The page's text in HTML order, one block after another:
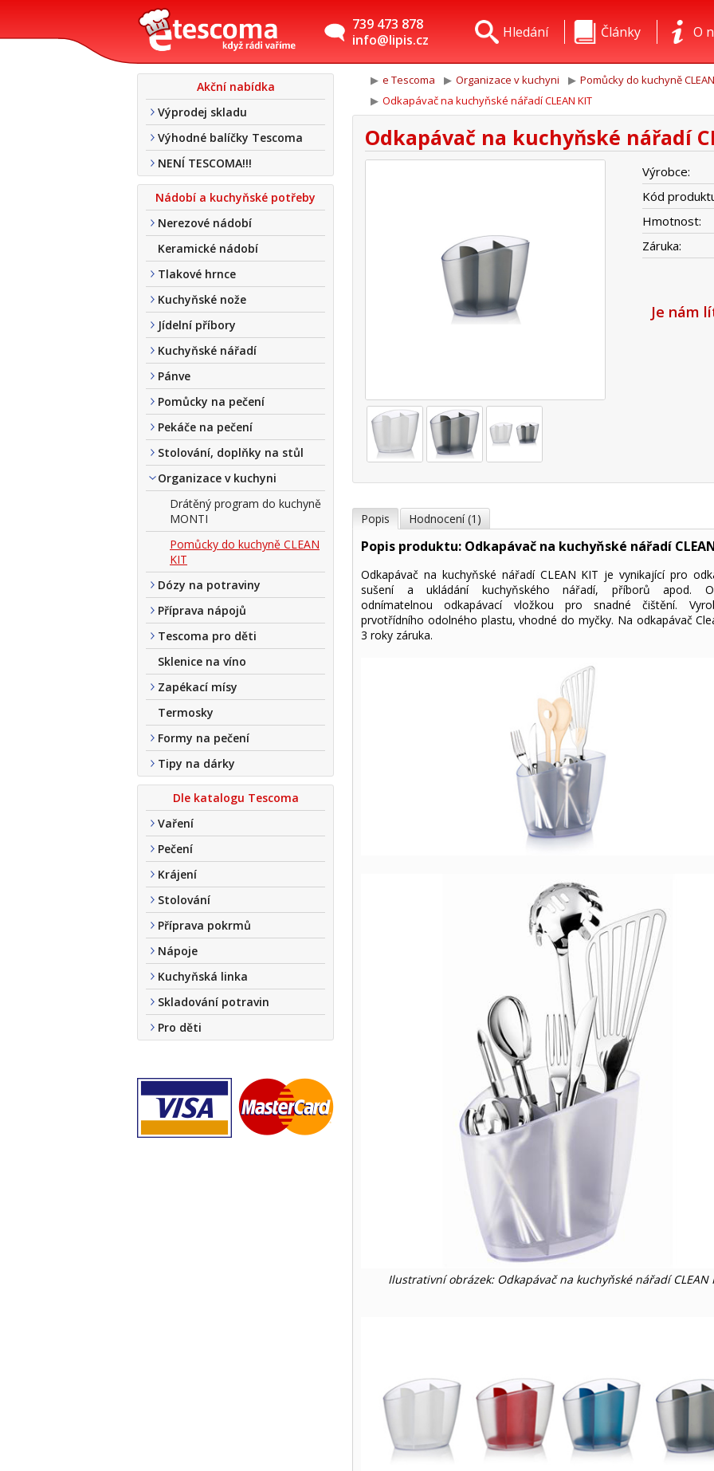
739 473 878
info@lipis.cz
O
Články
Hledání
Akční nabídka
Výprodej skladu
Výhodné balíčky Tescoma
NENÍ TESCOMA!!!
Nádobí a kuchyňské potřeby
Nerezové nádobí
Keramické nádobí
Tlakové hrnce
Kuchyňské nože
Jídelní příbory
Kuchyňské nářadí
Pánve
Pomůcky na pečení
Pekáče na pečení
Stolování, doplňky na stůl
Organizace v kuchyni
Drátěný program do kuchyně
MONTI
Pomůcky do kuchyně CLEAN
KIT
Dózy na potraviny
Příprava nápojů
Tescoma pro děti
Sklenice na víno
Zapékací mísy
Termosky
Formy na pečení
Tipy na dárky
Dle katalogu Tescoma
Vaření
Pečení
Krájení
Stolování
Příprava pokrmů
Nápoje
Kuchyňská linka
Skladování potravin
Pro děti
e Tescoma Organizace v kuchyni
Pomůcky do kuchyně
Odkapávač na kuchyňské nářadí CLEAN KIT
Odkapávač na kuchyňské nářadí
Výrobce:
Kód
Hmotnost:
Záruka:
Je nám
Popis Hodnocení (1)
Popis produktu: Odkapávač na kuchyňské nářadí
Odkapávač na kuchyňské nářadí CLEAN KIT je vynikající pro
sušení a ukládání kuchyňského nářadí, příborů apod.
odnímatelnou odkapávací vložkou pro snadné čištění.
prvotřídního odolného plastu, vhodné do myčky. Na odkapávač
3 roky záruka.
Ilustrativní obrázek: Odkapávač na kuchyňské nářadí CLEAN